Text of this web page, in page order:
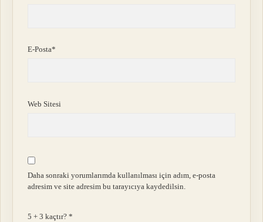
E-Posta*
Web Sitesi
Daha sonraki yorumlarımda kullanılması için adım, e-posta
adresim ve site adresim bu tarayıcıya kaydedilsin.
5 + 3 kaçtır?*